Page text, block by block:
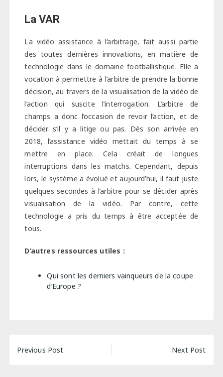
La VAR
La vidéo assistance à l’arbitrage, fait aussi partie
des toutes dernières innovations, en matière de
technologie dans le domaine footballistique. Elle a
vocation à permettre à l’arbitre de prendre la bonne
décision, au travers de la visualisation de la vidéo de
l’action qui suscite l’interrogation. L’arbitre de
champs a donc l’occasion de revoir l’action, et de
décider s’il y a litige ou pas. Dès son arrivée en
2018, l’assistance vidéo mettait du temps à se
mettre en place. Cela créait de longues
interruptions dans les matchs. Cependant, depuis
lors, le système a évolué et aujourd’hui, il faut juste
quelques secondes à l’arbitre pour se décider après
visualisation de la vidéo. Par contre, cette
technologie a pris du temps à être acceptée de
tous.
D’autres ressources utiles :
Qui sont les derniers vainqueurs de la coupe
d’Europe ?
Navigation
Previous Post Next Post